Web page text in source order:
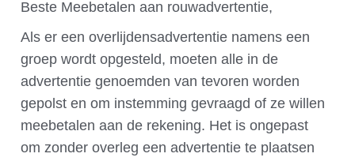
Beste Meebetalen aan rouwadvertentie,
Als er een overlijdensadvertentie namens een
groep wordt opgesteld, moeten alle in de
advertentie genoemden van tevoren worden
gepolst en om instemming gevraagd of ze willen
meebetalen aan de rekening. Het is ongepast
om zonder overleg een advertentie te plaatsen